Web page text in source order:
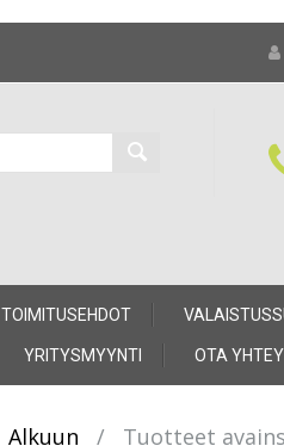
TOIMITUSEHDOT
YRITYSMYYNTI OTA
Alkuun / Tuotteet